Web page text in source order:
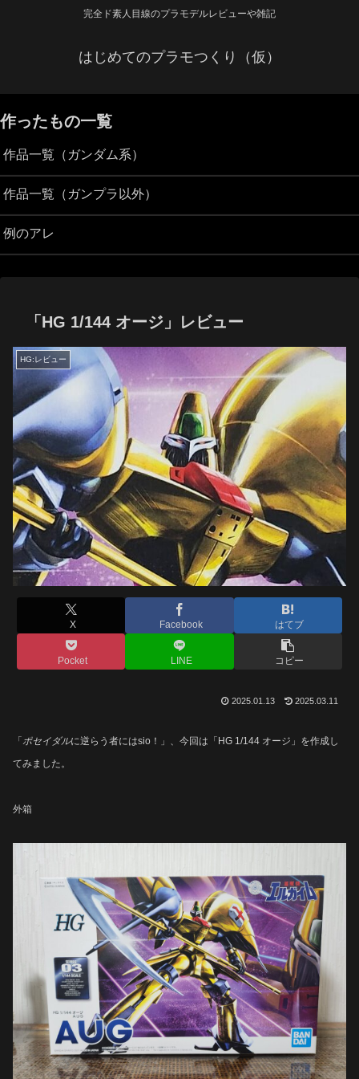
完全ド素人目線のプラモデルレビューや雑記
はじめてのプラモつくり（仮）
作ったもの一覧
作品一覧（ガンダム系）
作品一覧（ガンプラ以外）
例のアレ
「HG 1/144 オージ」レビュー
HG:レビュー
X Facebook はてブ
Pocket LINE コピー
2025.01.13 2025.03.11
「 ポセイダルに逆らう者にはsio！」、今回は「HG 1/144 オージ」を作成し
てみました。
外箱